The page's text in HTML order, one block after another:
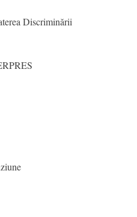
Discriminării